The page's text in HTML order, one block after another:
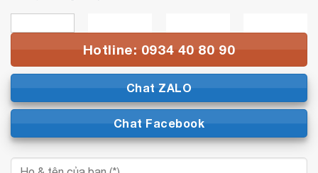
Hotline: 0934 40 80 90
Chat ZALO
Chat Facebook